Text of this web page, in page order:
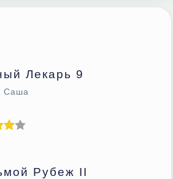
Лекарь 9
Саша
Рубеж II